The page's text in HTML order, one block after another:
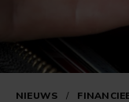
NIEUWS /